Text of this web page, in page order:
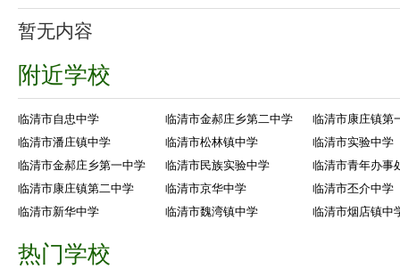
暂无内容
附近学校
临清市自忠中学 临清市金郝庄乡第二中学
临清市康庄镇第
临清市潘庄镇中学
临清市松林镇中学
临清市实验中学
临清市金郝庄乡第一中学
临清市民族实验中学
临清市青年办事
临清市康庄镇第二中学
临清市京华中学
临清市丕介中学
临清市新华中学
临清市魏湾镇中学 临清市烟店镇中
热门学校